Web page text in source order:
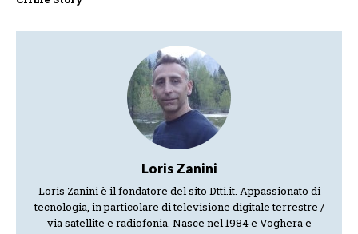
Loris Zanini
Loris Zanini è il fondatore del sito Dtti.it. Appassionato di
tecnologia, in particolare di televisione digitale terrestre /
via satellite e radiofonia. Nasce nel 1984 e Voghera e